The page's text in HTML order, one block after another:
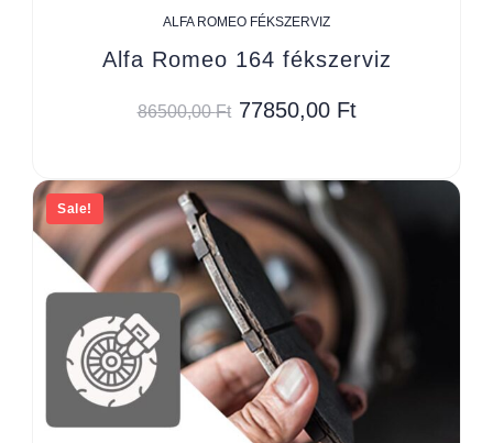
ALFA ROMEO FÉKSZERVIZ
Alfa Romeo 164 fékszerviz
86500,00Ft 77850,00 Ft
Sale!